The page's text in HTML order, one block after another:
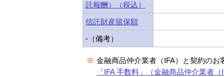
託報酬）（税込）
信託財産留保額
-（備考）
※ 金融商品仲介業者（IFA）と契約のお
「IFA 手数料」（金融商品仲介業者